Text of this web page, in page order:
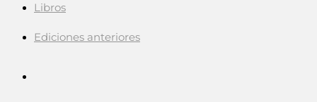
Libros
Ediciones anteriores